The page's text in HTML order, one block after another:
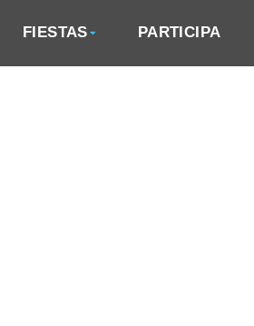
FIESTAS PARTICIPA